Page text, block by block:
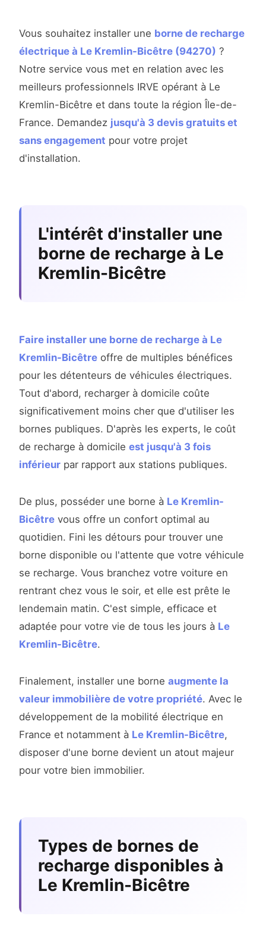
Vous souhaitez installer une borne de recharge
électrique à Le Kremlin-Bicêtre (94270) ?
Notre service vous met en relation avec les
meilleurs professionnels IRVE opérant à Le
Kremlin-Bicêtre et dans toute la région Île-de-
France. Demandez jusqu'à 3 devis gratuits et
sans engagement pour votre projet
d'installation.
L'intérêt d'installer une
borne de recharge à Le
Kremlin-Bicêtre
Faire installer une borne de recharge à Le
Kremlin-Bicêtre offre de multiples bénéfices
pour les détenteurs de véhicules électriques.
Tout d'abord, recharger à domicile coûte
significativement moins cher que d'utiliser les
bornes publiques. D'après les experts, le coût
de recharge à domicile est jusqu'à 3 fois
inférieur par rapport aux stations publiques.
De plus, posséder une borne à Le Kremlin-
Bicêtre vous offre un confort optimal au
quotidien. Fini les détours pour trouver une
borne disponible ou l'attente que votre véhicule
se recharge. Vous branchez votre voiture en
rentrant chez vous le soir, et elle est prête le
lendemain matin. C'est simple, efficace et
adaptée pour votre vie de tous les jours à Le
Kremlin-Bicêtre.
Finalement, installer une borne augmente la
valeur immobilière de votre propriété. Avec le
développement de la mobilité électrique en
France et notamment à Le Kremlin-Bicêtre,
disposer d'une borne devient un atout majeur
pour votre bien immobilier.
Types de bornes de
recharge disponibles à
Le Kremlin-Bicêtre